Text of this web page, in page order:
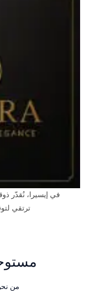
في إيسيرا، نُقدّر
ترتقي
من